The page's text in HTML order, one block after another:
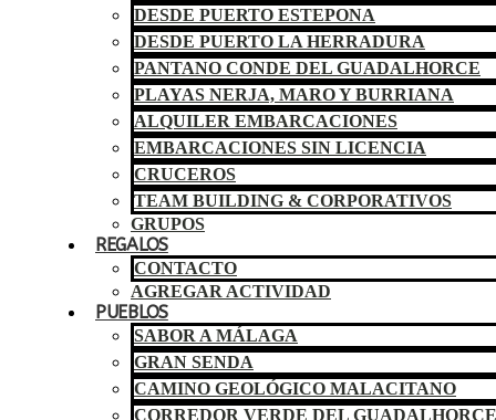
DESDE PUERTO ESTEPONA
DESDE PUERTO LA HERRADURA
PANTANO CONDE DEL GUADALHORCE
PLAYAS NERJA, MARO Y BURRIANA
ALQUILER EMBARCACIONES
EMBARCACIONES SIN LICENCIA
CRUCEROS
TEAM BUILDING & CORPORATIVOS
GRUPOS
REGALOS
CONTACTO
AGREGAR ACTIVIDAD
PUEBLOS
SABOR A MÁLAGA
GRAN SENDA
CAMINO GEOLÓGICO MALACITANO
CORREDOR VERDE DEL GUADALHORCE